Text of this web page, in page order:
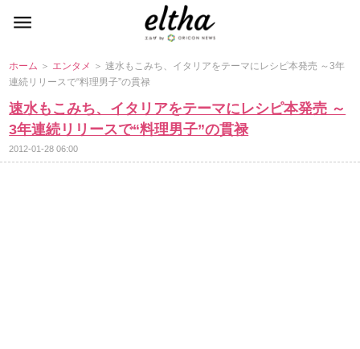
ホーム ＞ エンタメ ＞ 速水もこみち、イタリアをテーマにレシピ本発売 ～3年
連続リリースで“料理男子”の貫禄
速水もこみち、イタリアをテーマにレシピ本発売 ～
3年連続リリースで“料理男子”の貫禄
2012-01-28 06:00